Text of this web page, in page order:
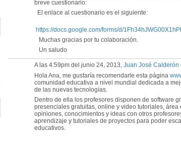
breve cuestionario:
El enlace al cuestionario es el siguiente:
https://docs.google.com/forms/d/
Muchas gracias por tu colaboración.
Un saludo
A las 4:59pm del junio 24, 2013, Juan José Calderón
Hola Ana, me gustaría recomendarle esta página
comunidad educativa a nivel mundial dedicada a
de las nuevas tecnologías.
Dentro de ella los profesores disponen de software
presenciales gratuitas, online y video tutoriales,
opiniones, conocimientos y ideas con otros
aprendizaje y tutoriales de proyectos para poder
educativos.